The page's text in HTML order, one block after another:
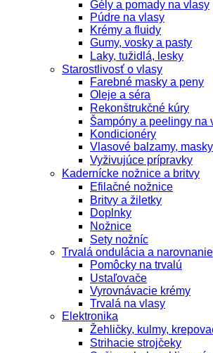
Gély a pomady na vlasy
Púdre na vlasy
Krémy a fluidy
Gumy, vosky a pasty
Laky, tužidlá, lesky
Starostlivosť o vlasy
Farebné masky a peny
Oleje a séra
Rekonštrukčné kúry
Šampóny a peelingy na
Kondicionéry
Vlasové balzamy, masky
Vyživujúce prípravky
Kadernícke nožnice a britvy
Efilačné nožnice
Britvy a žiletky
Doplnky
Nožnice
Sety nožníc
Trvalá ondulácia a narovnanie
Pomôcky na trvalú
Ustaľovače
Vyrovnávacie krémy
Trvalá na vlasy
Elektronika
Žehličky, kulmy,
Strihacie strojčeky